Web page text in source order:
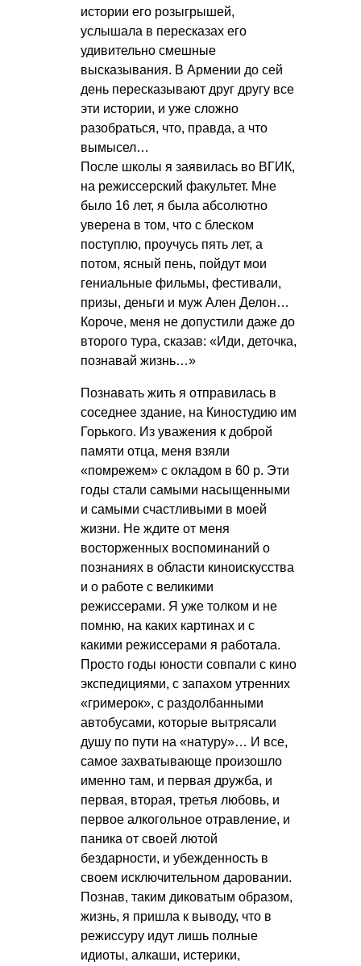
истории его розыгрышей,
услышала в пересказах его
удивительно смешные
высказывания. В Армении до сей
день пересказывают друг другу все
эти истории, и уже сложно
разобраться, что, правда, а что
вымысел…
После школы я заявилась во ВГИК,
на режиссерский факультет. Мне
было 16 лет, я была абсолютно
уверена в том, что с блеском
поступлю, проучусь пять лет, а
потом, ясный пень, пойдут мои
гениальные фильмы, фестивали,
призы, деньги и муж Ален Делон…
Короче, меня не допустили даже до
второго тура, сказав: «Иди, деточка,
познавай жизнь…»
Познавать жить я отправилась в
соседнее здание, на Киностудию им
Горького. Из уважения к доброй
памяти отца, меня взяли
«помрежем» с окладом в 60 р. Эти
годы стали самыми насыщенными
и самыми счастливыми в моей
жизни. Не ждите от меня
восторженных воспоминаний о
познаниях в области киноискусства
и о работе с великими
режиссерами. Я уже толком и не
помню, на каких картинах и с
какими режиссерами я работала.
Просто годы юности совпали с кино
экспедициями, с запахом утренних
«гримерок», с раздолбанными
автобусами, которые вытрясали
душу по пути на «натуру»… И все,
самое захватывающе произошло
именно там, и первая дружба, и
первая, вторая, третья любовь, и
первое алкогольное отравление, и
паника от своей лютой
бездарности, и убежденность в
своем исключительном даровании.
Познав, таким диковатым образом,
жизнь, я пришла к выводу, что в
режиссуру идут лишь полные
идиоты, алкаши, истерики,